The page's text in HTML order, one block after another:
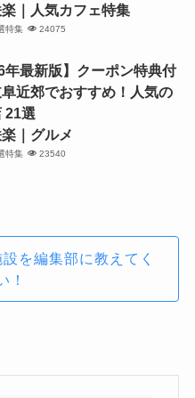
｜人気カフェ特集
特集 24075
年最新版】クーポン特典付
近郊でおすすめ！人気の
21選
｜グルメ
特集 23540
を編集部に教えてく
！